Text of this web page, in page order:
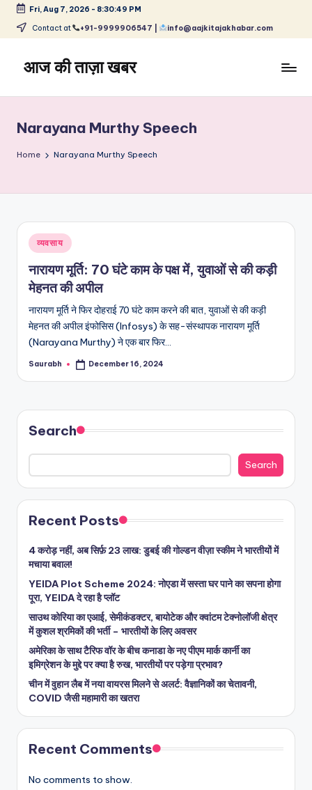
Skip
content
Fri, Aug 7, 2026 - 8:30:50 PM
Contact at +91-9999906547 | info@aajkitajakhabar.com
आज की ताज़ा खबर
ताज़ा
समाचार
–
और
विश्व
Narayana Murthy Speech
Home Narayana Murthy Speech
Posted
in
व्यवसाय
नारायण मूर्ति: 70 घंटे काम के पक्ष में, युवाओं से की कड़ी
मेहनत की अपील
नारायण मूर्ति ने फिर दोहराई 70 घंटे काम करने की बात, युवाओं से की कड़ी
मेहनत की अपील इंफोसिस (Infosys) के सह-संस्थापक नारायण मूर्ति
(Narayana Murthy) ने एक बार फिर…
Posted
Saurabh December 16, 2024
Search
Search
Recent Posts
4 करोड़ नहीं, अब सिर्फ़ 23 लाख: डुबई की गोल्डन वीज़ा स्कीम ने भारतीयों में
मचाया बवाल!
YEIDA Plot Scheme 2024: नोएडा में सस्ता घर पाने का सपना होगा
पूरा, YEIDA दे रहा है प्लॉट
साउथ कोरिया का एआई, सेमीकंडक्टर, बायोटेक और क्वांटम टेक्नोलॉजी क्षेत्र
में कुशल श्रमिकों की भर्ती – भारतीयों के लिए अवसर
अमेरिका के साथ टैरिफ वॉर के बीच कनाडा के नए पीएम मार्क कार्नी का
इमिग्रेशन के मुद्दे पर क्या है रुख, भारतीयों पर पड़ेगा प्रभाव?
चीन में वुहान लैब में नया वायरस मिलने से अलर्ट: वैज्ञानिकों का चेतावनी,
COVID जैसी महामारी का खतरा
Recent Comments
No comments to show.